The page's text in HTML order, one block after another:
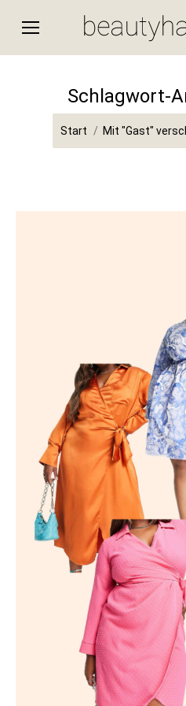
Schlagwort-
Sie befinden sich hier:
Start Mit "Gast"